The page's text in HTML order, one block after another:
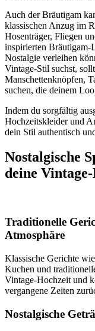
Auch der Bräutigam
klassischen Anzug im
Hosenträger, Fliegen
inspirierten Bräutigam-
Nostalgie verleihen
Vintage-Stil suchst,
Manschettenknöpfen,
suchen, die deinem
Indem du sorgfältig
Hochzeitskleider und
dein Stil authentisch
Nostalgische
deine
Traditionelle
Atmosphäre
Klassische Gerichte
Kuchen und
Vintage-Hochzeit und
vergangene Zeiten
Nostalgische